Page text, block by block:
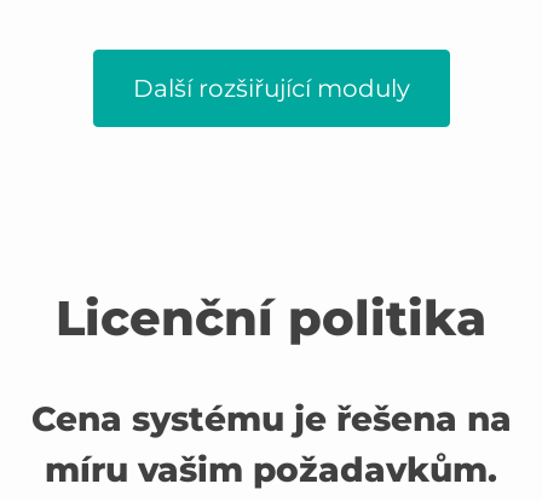
Další rozšiřující moduly
Licenční politika
Cena systému je řešena na
míru vašim požadavkům.